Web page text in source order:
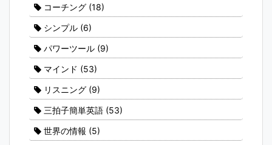
コーチング (18)
シンプル (6)
パワーツール (9)
マインド (53)
リスニング (9)
三拍子簡単英語 (53)
世界の情報 (5)